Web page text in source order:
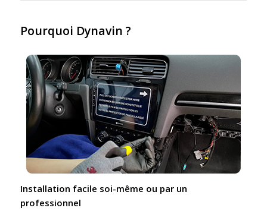
Pourquoi Dynavin ?
Installation facile soi-même ou par un
professionnel